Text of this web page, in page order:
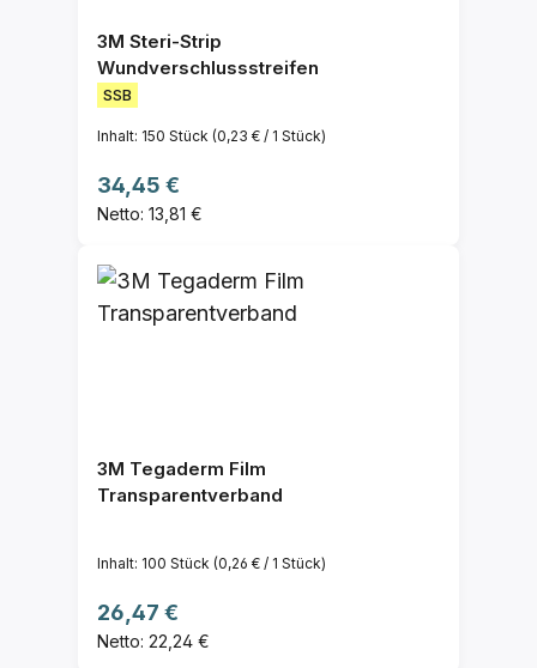
3M Steri-Strip
Wundverschlussstreifen
SSB
Inhalt: 150 Stück (0,23 € / 1 Stück)
Regulärer Preis:
34,45 €
Netto: 13,81 €
3M Tegaderm Film
Transparentverband
Inhalt: 100 Stück (0,26 € / 1 Stück)
Regulärer Preis:
26,47 €
Netto: 22,24 €